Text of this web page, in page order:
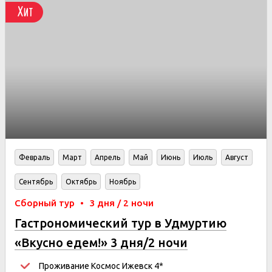
Хит
Февраль Март Апрель Май Июнь Июль Август
Сентябрь Октябрь Ноябрь
Сборный тур • 3 дня / 2 ночи
Гастрономический тур в Удмуртию
«Вкусно едем!» 3 дня/2 ночи
Проживание Космос Ижевск 4*